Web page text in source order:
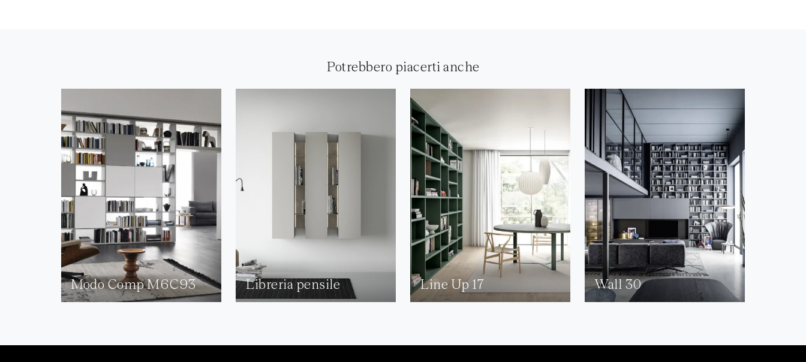
Potrebbero piacerti anche
Modo Comp M6C93 Libreria pensile Line Up 17 Wall 30